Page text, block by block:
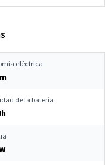
eléctrica
de la batería